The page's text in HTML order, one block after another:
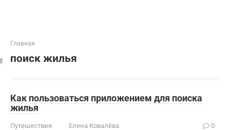
Главная
поиск жилья
Как пользоваться приложением для поиска
жилья
Путешествия Елена Ковалёва 0